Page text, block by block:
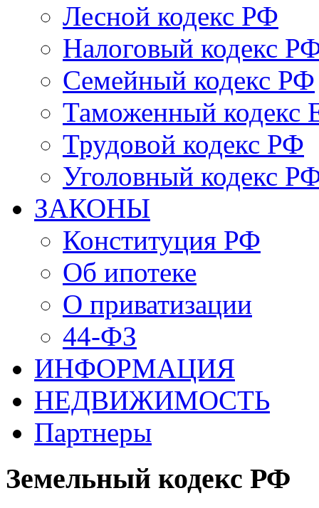
Лесной кодекс РФ
Налоговый кодекс
Семейный кодекс РФ
Таможенный
Трудовой кодекс РФ
Уголовный кодекс
ЗАКОНЫ
Конституция РФ
Об ипотеке
О приватизации
44-ФЗ
ИНФОРМАЦИЯ
НЕДВИЖИМОСТЬ
Партнеры
Земельный кодекс РФ